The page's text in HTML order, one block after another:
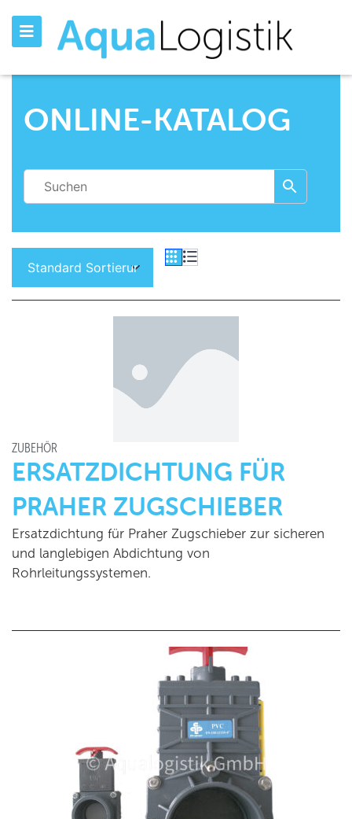
ONLINE-KATALOG
ZUBEHÖR
ERSATZDICHTUNG FÜR
PRAHER ZUGSCHIEBER
Ersatzdichtung für Praher Zugschieber zur sicheren
und langlebigen Abdichtung von
Rohrleitungssystemen.